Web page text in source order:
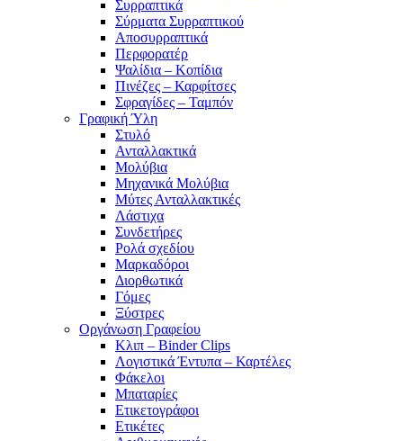
Συρραπτικά
Σύρματα Συρραπτικού
Αποσυρραπτικά
Περφορατέρ
Ψαλίδια – Κοπίδια
Πινέζες – Καρφίτσες
Σφραγίδες – Ταμπόν
Γραφική Ύλη
Στυλό
Ανταλλακτικά
Μολύβια
Μηχανικά Μολύβια
Μύτες Ανταλλακτικές
Λάστιχα
Συνδετήρες
Ρολά σχεδίου
Μαρκαδόροι
Διορθωτικά
Γόμες
Ξύστρες
Οργάνωση Γραφείου
Κλιπ – Binder Clips
Λογιστικά Έντυπα – Καρτέλες
Φάκελοι
Μπαταρίες
Ετικετογράφοι
Ετικέτες